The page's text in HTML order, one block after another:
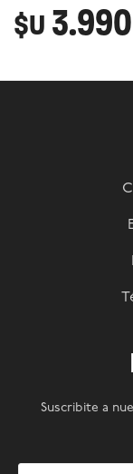
$U 3.990
Suscribite a